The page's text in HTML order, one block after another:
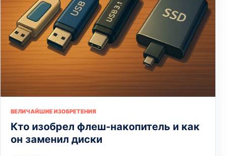
ВЕЛИЧАЙШИЕ ИЗОБРЕТЕНИЯ
Кто изобрел флеш-накопитель и как
он заменил диски